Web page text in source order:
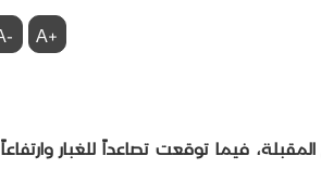
+A
-A
فيما توقعت تصاعداً للغبار وارتفاعاً